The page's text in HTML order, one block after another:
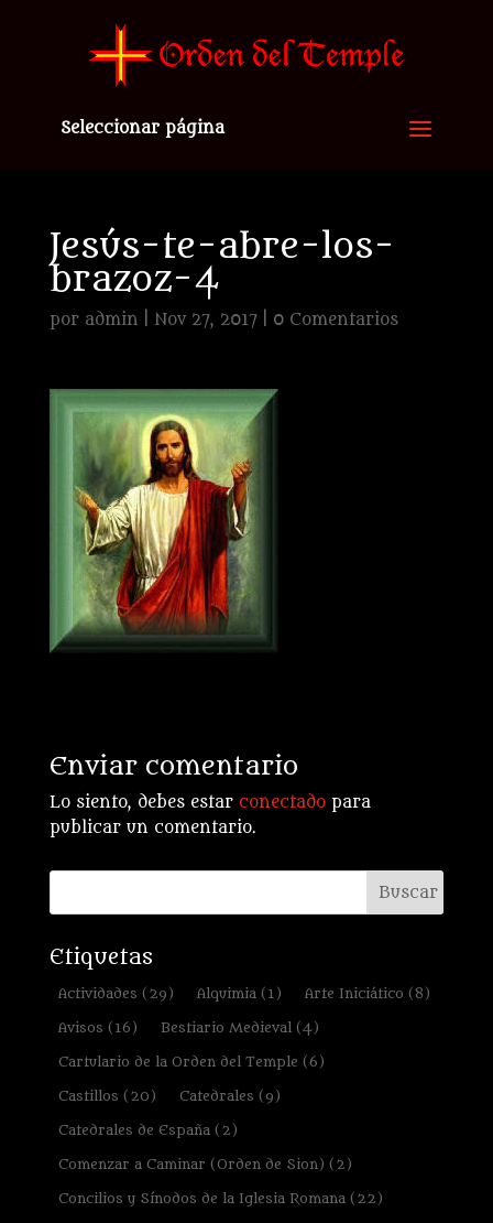
Seleccionar página
Jesús-te-abre-los-
brazoz-4
por admin Nov 27, 2017| 0 Comentarios
Enviar comentario
Lo siento, debes estar conectadopara
publicar un comentario.
Etiquetas
Actividades (29) Alquimia(1) Arte Iniciático (8)
Avisos (16) Bestiario Medieval(4)
Cartulario de la Orden del Temple (6)
Castillos (20) Catedrales (9)
Catedrales de España(2)
Comenzar a Caminar (Orden de Sion) (2)
Concilios y Sínodos de la Iglesia Romana(22)